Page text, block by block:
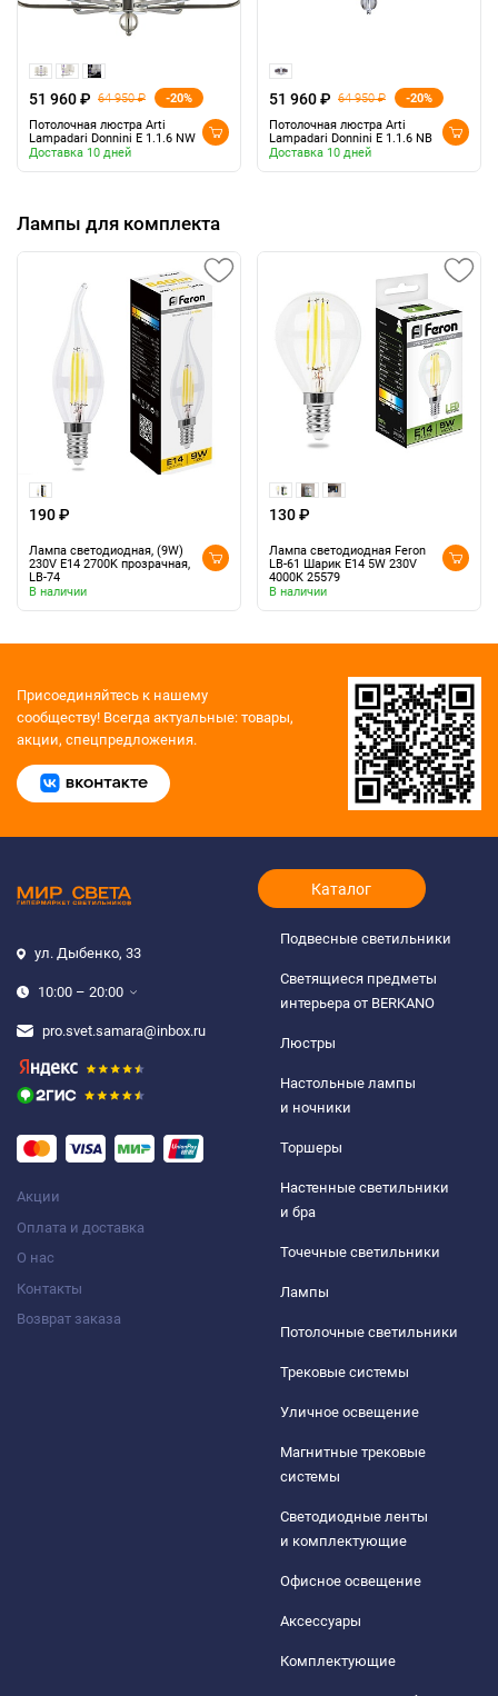
51 960 ₽ 64 950 ₽
-20%
Потолочная люстра Arti
Lampadari Donnini E 1.1.6 NW
Доставка 10 дней
51 960 ₽ 64 950 ₽
-20%
Потолочная люстра Arti
Lampadari Donnini E 1.1.6 NB
Доставка 10 дней
Лампы для комплекта
190 ₽
Лампа светодиодная, (9W)
230V E14 2700K прозрачная,
LB-74
В наличии
130 ₽
Лампа светодиодная Feron
LB-61 Шарик E14 5W 230V
4000K 25579
В наличии
Присоединяйтесь к нашему
сообществу! Всегда актуальные: товары,
акции, спецпредложения.
ул. Дыбенко, 33
10:00 – 20:00
pro.svet.samara@inbox.ru
Акции
Оплата и доставка
О нас
Контакты
Возврат заказа
Каталог
Подвесные светильники
Светящиеся предметы
интерьера от BERKANO
Люстры
Настольные лампы
и ночники
Торшеры
Настенные светильники
и бра
Точечные светильники
Лампы
Потолочные светильники
Трековые системы
Уличное освещение
Магнитные трековые
системы
Светодиодные ленты
и комплектующие
Офисное освещение
Аксессуары
Комплектующие